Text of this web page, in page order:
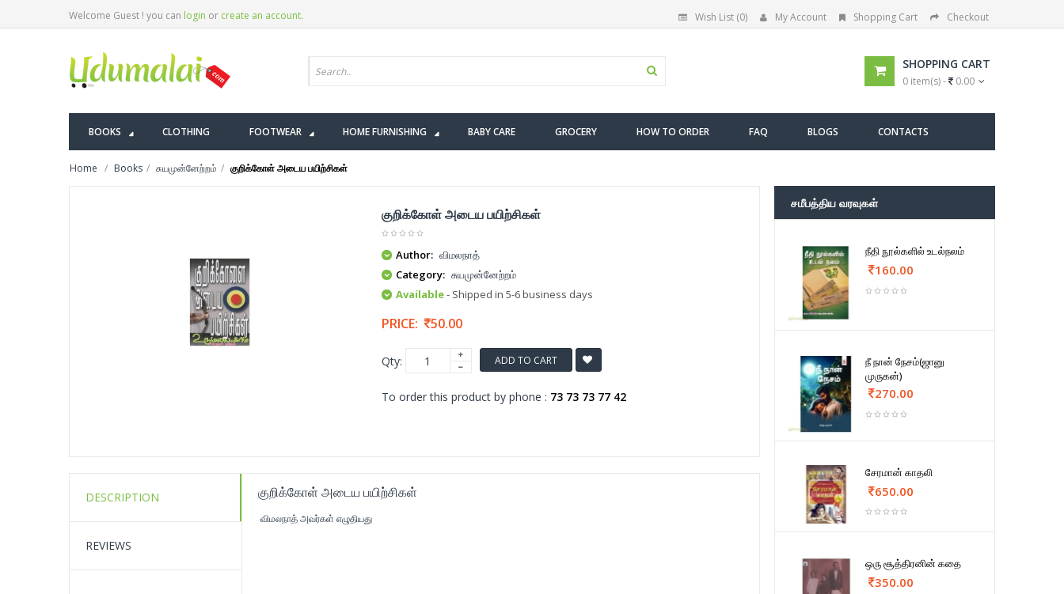
Welcome Guest ! you can login or create an account. Wish List (0) My Account Shopping Cart Checkout
SHOPPING CART
0 item(s) - 0.00
BOOKS CLOTHING FOOTWEAR HOME FURNISHING BABY CARE GROCERY HOW TO ORDER FAQ BLOGS CONTACTS
Home Books சுயமுன்னேற்றம் குறிக்கோள் அடைய பயிற்சிகள்
குறிக்கோள் அடைய பயிற்சிகள்
Author: விமலநாத்
Category: சுயமுன்னேற்றம்
Available- Shipped in 5-6 business days
PRICE: 50.00
Qty: ADD TO CART
To order this product by phone : 73 73 73 77 42
DESCRIPTION
REVIEWS
குறிக்கோள் அடைய பயிற்சிகள்
விமலநாத் அவர்கள் எழுதியது
சமீபத்திய வரவுகள்
நீதி நூல்களில் உடல்நலம்
160.00
நீ நான் நேசம்(ஜானு
முருகன்)
270.00
சேரமான் காதலி
650.00
ஒரு சூத்திரனின் கதை
350.00